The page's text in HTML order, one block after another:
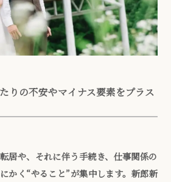
りの不安やマイナス要素をプラス
居や、それに伴う手続き、仕事関係の
かく“やること”が集中します。新郎新